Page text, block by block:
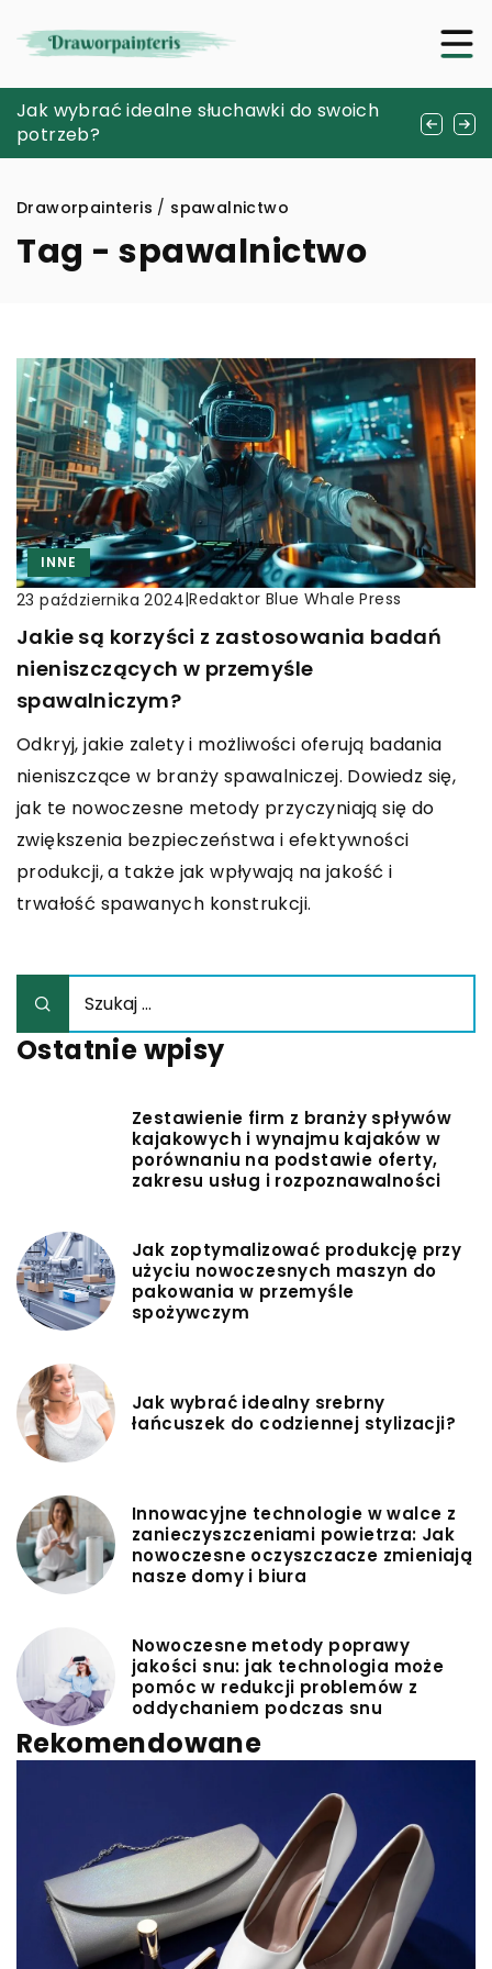
Sztuka parzenia idealnej kawy w domowym
zaciszu
Jak wybrać idealne słuchawki do swoich
potrzeb?
Jak wybrać odpowiednie kleje i zaprawy do
różnych projektów budowlanych?
Draworpainteris / spawalnictwo
Tag - spawalnictwo
INNE
23 października 2024|Redaktor Blue Whale Press
Jakie są korzyści z zastosowania badań
nieniszczących w przemyśle
spawalniczym?
Odkryj, jakie zalety i możliwości oferują badania
nieniszczące w branży spawalniczej. Dowiedz się,
jak te nowoczesne metody przyczyniają się do
zwiększenia bezpieczeństwa i efektywności
produkcji, a także jak wpływają na jakość i
trwałość spawanych konstrukcji.
Ostatnie wpisy
Zestawienie firm z branży spływów
kajakowych i wynajmu kajaków w
porównaniu na podstawie oferty,
zakresu usług i rozpoznawalności
Jak zoptymalizować produkcję przy
użyciu nowoczesnych maszyn do
pakowania w przemyśle
spożywczym
Jak wybrać idealny srebrny
łańcuszek do codziennej stylizacji?
Innowacyjne technologie w walce z
zanieczyszczeniami powietrza: Jak
nowoczesne oczyszczacze zmieniają
nasze domy i biura
Nowoczesne metody poprawy
jakości snu: jak technologia może
pomóc w redukcji problemów z
oddychaniem podczas snu
Rekomendowane